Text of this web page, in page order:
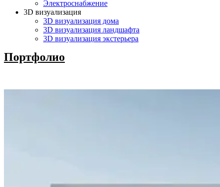
Электроснабжение
3D визуализация
3D визуализация дома
3D визуализация ландшафта
3D визуализация экстерьера
Портфолио